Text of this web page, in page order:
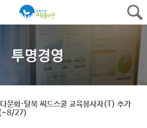
문화·탈북 씨드스쿨 교육봉사자(T) 추가
27)